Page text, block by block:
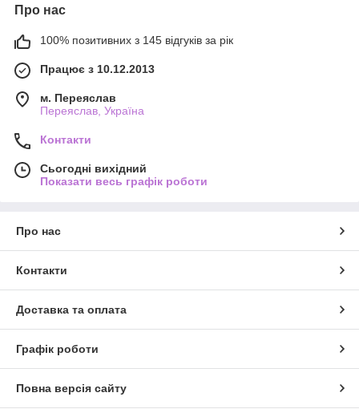
Про нас
100% позитивних з 145 відгуків за рік
Працює з 10.12.2013
м. Переяслав
Переяслав, Україна
Контакти
Сьогодні вихідний
Показати весь графік роботи
Про нас
Контакти
Доставка та оплата
Графік роботи
Повна версія сайту